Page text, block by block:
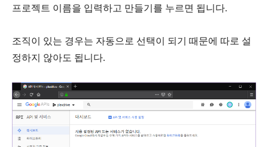
프로젝트 이름을 입력하고 만들기 를 누르면 됩니다.
조직이 있는 경우는 자동으로 선택이 되기 때문에 따로 설
정하지 않아도 됩니다.